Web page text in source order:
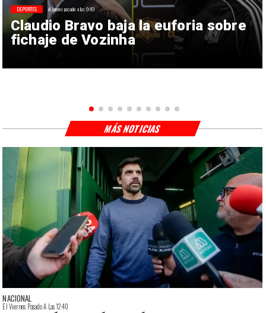
Claudio Bravo baja la euforia sobre
fichaje de Vozinha
DEPORTES el jueves pasado a las 9:49
NACIONAL
El Viernes Pasado A Las 12:40
MÁS NOTICIAS